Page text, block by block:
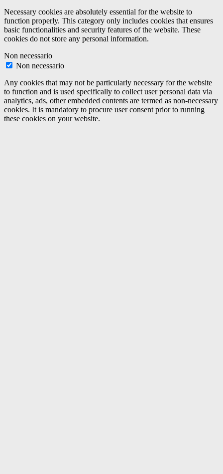
Necessary cookies are absolutely essential for the website to
function properly. This category only includes cookies that ensures
basic functionalities and security features of the website. These
cookies do not store any personal information.
Non necessario
Non necessario
Any cookies that may not be particularly necessary for the website
to function and is used specifically to collect user personal data via
analytics, ads, other embedded contents are termed as non-necessary
cookies. It is mandatory to procure user consent prior to running
these cookies on your website.